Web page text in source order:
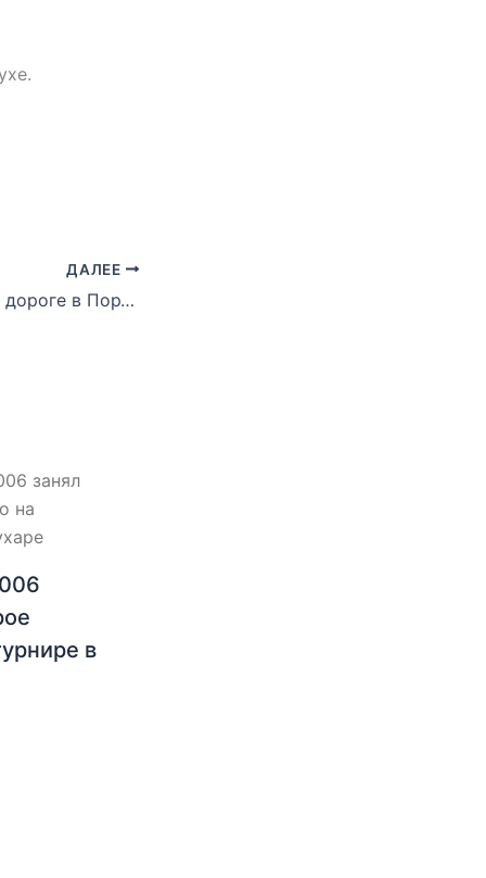
ДАЛЕЕ
Спартак-2006 по дороге в Португалию посетил стадион Сантьяго Бернабеу
в